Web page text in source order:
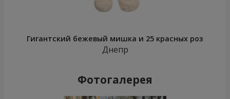
Гигантский бежевый мишка и 25 красных роз
Днепр
Фотогалерея